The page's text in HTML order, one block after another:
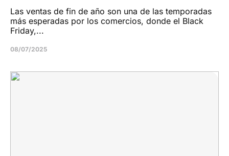
Las ventas de fin de año son una de las temporadas
más esperadas por los comercios, donde el Black
Friday,...
08/07/2025